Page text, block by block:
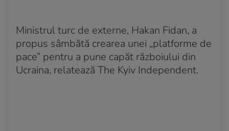
Ministrul turc de externe, Hakan Fidan, a
propus sâmbătă crearea unei „platforme de
pace” pentru a pune capăt războiului din
Ucraina, relatează The Kyiv Independent.